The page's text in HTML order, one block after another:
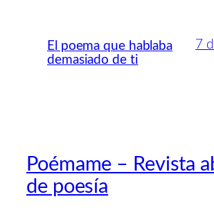
El poema que hablaba
demasiado de ti
7
Poémame – Revista
de poesía